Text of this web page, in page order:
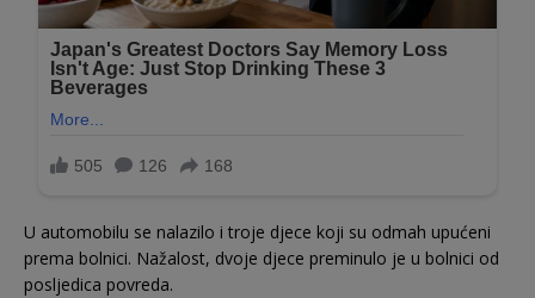
U automobilu se nalazilo i troje djece koji su odmah upućeni
prema bolnici. Nažalost, dvoje djece preminulo je u bolnici od
posljedica povreda.